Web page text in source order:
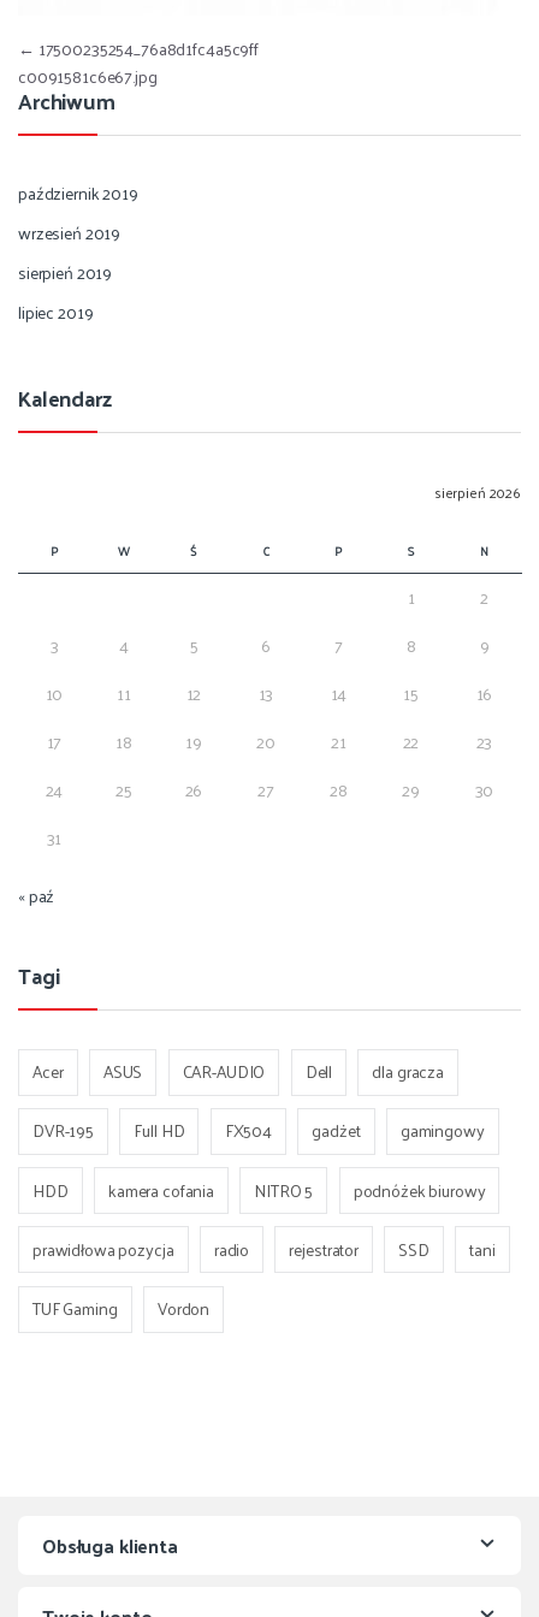
Nawigacja wpisu
← 17500235254_76a8d1fc4a5c9ff
c0091581c6e67.jpg
Archiwum
październik 2019
wrzesień 2019
sierpień 2019
lipiec 2019
Kalendarz
sierpień 2026
P W Ś C P S N
1
2
3
4 5 6 7 8
9
10
11 12 13 14 15
16
17
18 19 20 21 22
23
24
25 26 27 28 29
30
31
« paź
Tagi
Acer ASUS CAR-AUDIO Dell
dla gracza
DVR-195
Full HD FX504 gadżet
gamingowy
HDD
kamera cofania NITRO 5
podnóżek biurowy
prawidłowa pozycja
radio rejestrator SSD
tani
TUF Gaming
Vordon
Obsługa klienta